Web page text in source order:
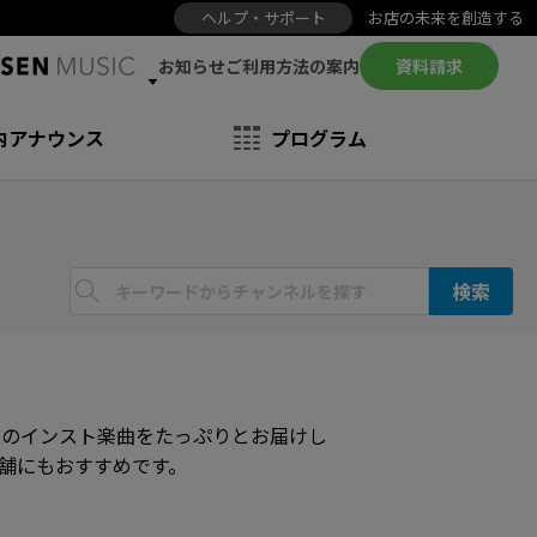
ヘルプ・サポート お店の未来を創造する
お知らせご利用方法の案内 資料請求
アナウンス プログラム
検索
インスト楽曲をたっぷりとお届けし
もおすすめです。